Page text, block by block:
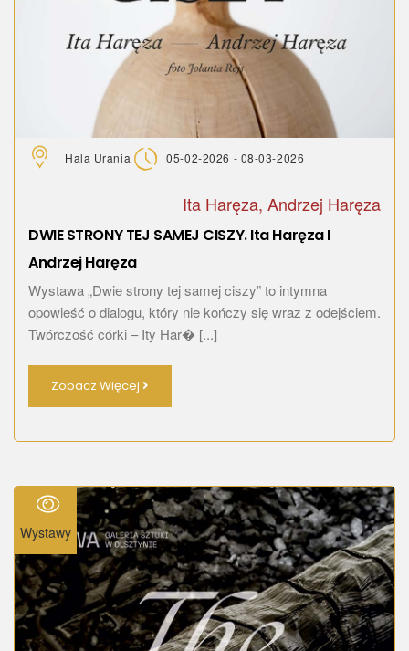
Hala Urania 05-02-2026 - 08-03-2026
Ita Haręza, Andrzej Haręza
DWIE STRONY TEJ SAMEJ CISZY. Ita Haręza I
Andrzej Haręza
Wystawa „Dwie strony tej samej ciszy” to intymna
opowieść o dialogu, który nie kończy się wraz z odejściem.
Twórczość córki – Ity Har� [...]
Zobacz Więcej
Wystawy